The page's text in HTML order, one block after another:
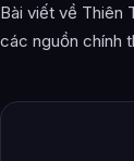
Bài viết về Thiên
các nguồn chính